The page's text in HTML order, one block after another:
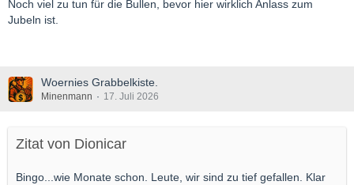
Noch viel zu tun für die Bullen, bevor hier wirklich Anlass zum
Jubeln ist.
Woernies Grabbelkiste.
Minenmann 17. Juli 2026
Zitat von Dionicar
Bingo...wie Monate schon. Leute, wir sind zu tief gefallen. Klar